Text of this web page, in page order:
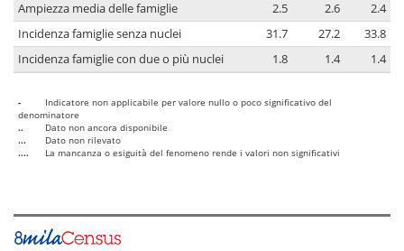
Ampiezza media delle famiglie 2.5 2.6
2.4
Incidenza famiglie senza nuclei
31.7 27.2
33.8
Incidenza famiglie con due o più nuclei
1.8 1.4 1.4
-
Indicatore non applicabile per valore nullo o poco significativo del
denominatore
..
Dato non ancora disponibile
...
Dato non rilevato
....
La mancanza o esiguità del fenomeno rende i valori non significativi